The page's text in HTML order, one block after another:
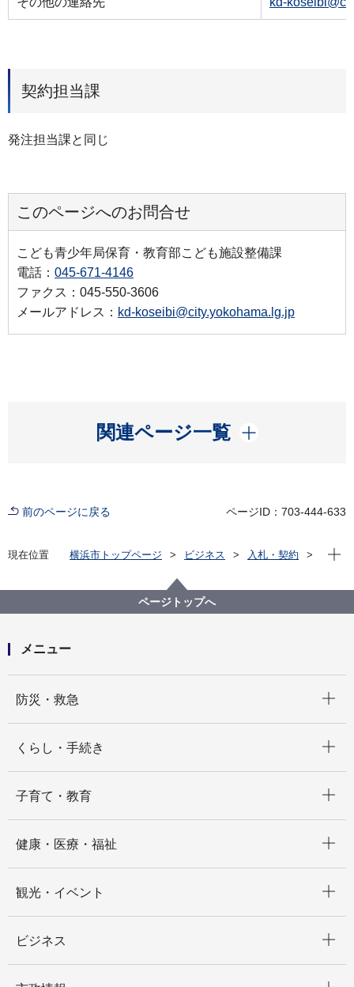
契約担当課
発注担当課と同じ
このページへのお問合せ
こども青少年局保育・教育部こども施設整備課
電話： 045-671-4146
ファクス：045-550-3606
メールアドレス： kd-koseibi@city.yokohama.lg.jp
関連ページ一覧
開く
前のページに戻る ページID：703-444-633
現在位置 横浜市トップページ ビジネス
入札・契約
【入札結果掲載】いずみ東白楽保育園の防水修繕委託
現在
ページトップへ
メニュー
防災・救急
くらし・手続き
子育て・教育
健康・医療・福祉
観光・イベント
ビジネス